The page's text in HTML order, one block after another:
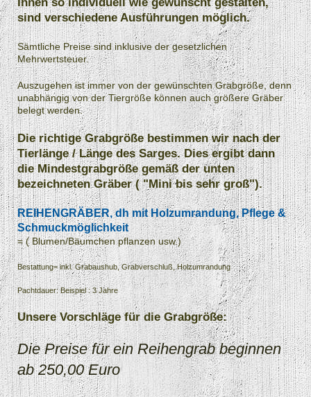
sind verschiedene Ausführungen möglich.
Sämtliche Preise sind inklusive der gesetzlichen
Mehrwertsteuer.
Auszugehen ist immer von der gewünschten Grabgröße, denn
unabhängig von der Tiergröße können auch größere Gräber
belegt werden.
Die richtige Grabgröße bestimmen wir nach der
Tierlänge / Länge des Sarges. Dies ergibt dann
die Mindestgrabgröße gemäß der unten
bezeichneten Gräber ( "Mini bis sehr groß").
REIHENGRÄBER, dh mit Holzumrandung, Pflege &
Schmuckmöglichkeit
= ( Blumen/Bäumchen pflanzen usw.)
Bestattung= inkl. Grabaushub, Grabverschluß, Holzumrandung
Pachtdauer: Beispiel : 3 Jahre
Unsere Vorschläge für die Grabgröße:
Die Preise für ein Reihengrab beginnen
ab 250,00 Euro